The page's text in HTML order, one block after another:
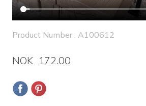
Product Number : A100612
NOK 172.00